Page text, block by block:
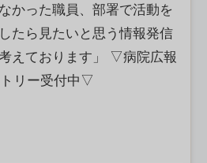
かった職員、部署で活動を
たら見たいと思う情報発信
えております」 ▽病院広報
リー受付中▽